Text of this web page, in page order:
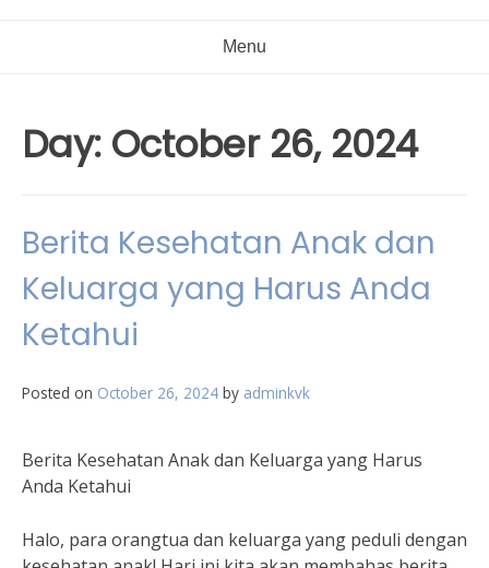
Menu
Day: October 26, 2024
Berita Kesehatan Anak dan
Keluarga yang Harus Anda
Ketahui
Posted on October 26, 2024 by adminkvk
Berita Kesehatan Anak dan Keluarga yang Harus
Anda Ketahui
Halo, para orangtua dan keluarga yang peduli dengan